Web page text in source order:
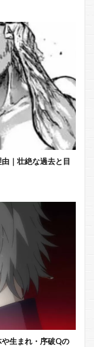
｜壮絶な過去と目
や生まれ・序破Qの